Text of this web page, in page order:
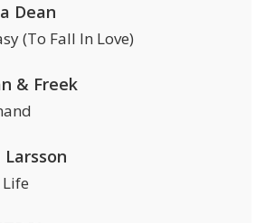
Dean
(To Fall In Love)
& Freek
Larsson